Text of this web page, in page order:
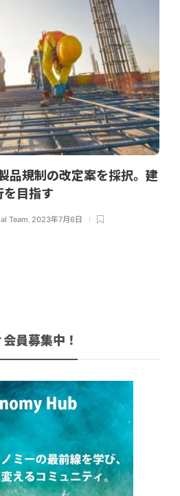
品規制の改定案を採択。建
を目指す
Team 2023年7月6日
員募集中！